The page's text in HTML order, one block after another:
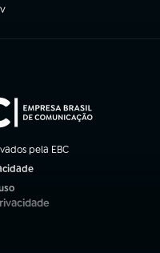
aba)
pela EBC
aba)